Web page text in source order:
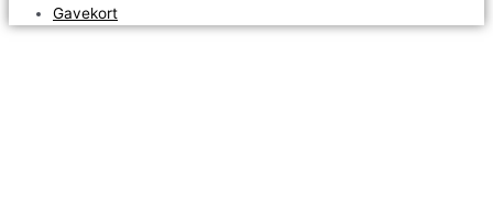
Gavekort